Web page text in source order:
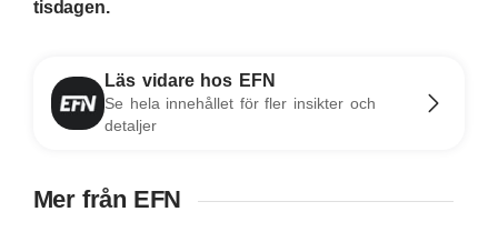
tisdagen.
Läs vidare hos EFN
Se hela innehållet för fler insikter och
detaljer
Mer från EFN